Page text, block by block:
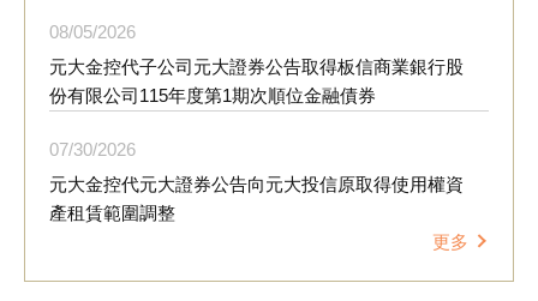
內部推動的循環經濟行動，凝聚跨產業合作共識。 元大
金控響應環境部「袋袋箱傳-二手袋循環平台」政策，今
年5至6月期間，集團共募集約5,800個二手袋，全數捐贈
予建國假日花市等單位，延續資源使用價值。元大金控連
續優化供應鏈永續管理機制，擴大綠色採購與資源循環實
踐，透過與供應商長期合作，共同推動產業朝低碳轉型與
永續發展方向邁進。
08 05 2026
元大金控代子公司元大證券公告取得板信商業銀行股
份有限公司115年度第1期次順位金融債券
07 30 2026
元大金控代元大證券公告向元大投信原取得使用權資
產租賃範圍調整
更多